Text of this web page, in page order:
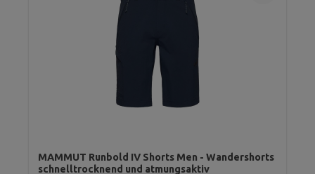
MAMMUT Runbold IV Shorts Men - Wandershorts
schnelltrocknend und atmungsaktiv